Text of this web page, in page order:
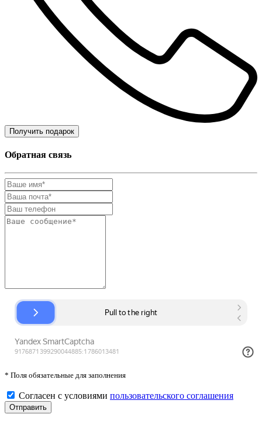
Получить подарок
Обратная связь
* Поля обязательные для заполнения
Согласен с условиями пользовательского соглашения